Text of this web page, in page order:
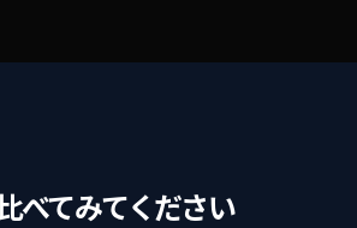
べてみてください